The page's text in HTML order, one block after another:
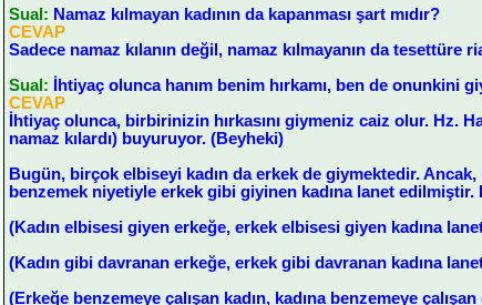
Sual: Namaz kılmayan kadının da kapanması şart mıdır?
CEVAP
Sadece namaz kılanın değil, namaz kılmayanın da tesettüre
Sual:
İhtiyaç olunca hanım benim hırkamı, ben de onunkini
CEVAP
İhtiyaç olunca, birbirinizin hırkasını giymeniz caiz olur. Hz.
namaz kılardı) buyuruyor. (Beyheki)
Bugün, birçok elbiseyi kadın da erkek de giymektedir.
benzemek niyetiyle erkek gibi giyinen kadına lanet
(Kadın elbisesi giyen erkeğe, erkek elbisesi giyen kadına
(Kadın gibi davranan erkeğe, erkek gibi davranan kadına
(Erkeğe benzemeye çalışan kadın, kadına benzemeye